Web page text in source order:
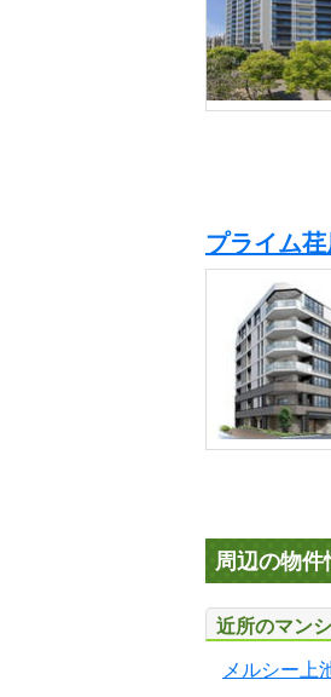
プライム
周辺の物件
近所のマン
メルシー上